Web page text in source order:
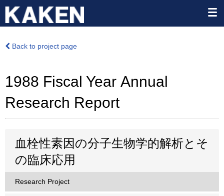
Back to project page
1988 Fiscal Year Annual
Research Report
血栓性素因の分子生物学的解析とそ
の臨床応用
Research Project